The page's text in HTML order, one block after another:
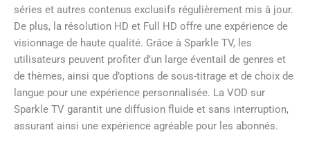
séries et autres contenus exclusifs régulièrement mis à jour.
De plus, la résolution HD et Full HD offre une expérience de
visionnage de haute qualité. Grâce à Sparkle TV, les
utilisateurs peuvent profiter d’un large éventail de genres et
de thèmes, ainsi que d’options de sous-titrage et de choix de
langue pour une expérience personnalisée. La VOD sur
Sparkle TV garantit une diffusion fluide et sans interruption,
assurant ainsi une expérience agréable pour les abonnés.